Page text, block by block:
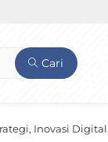
Cari
Inovasi